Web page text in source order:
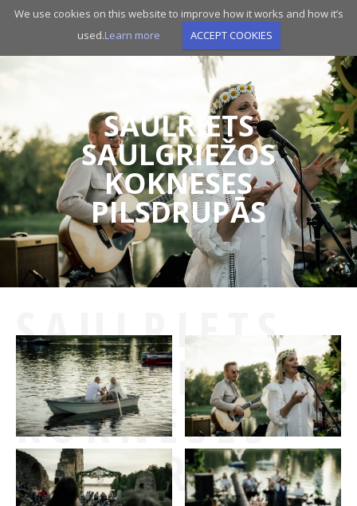
We use cookies on this website to improve how it works and how it’s
used.Learn more ACCEPT COOKIES
Skip
SAULRIETS
SAULGRIEŽOS
KOKNESES
PILSDRUPĀS
SAULRIETS
SAULGRIEŽOS
KOKNESES
PILSDRUPĀS